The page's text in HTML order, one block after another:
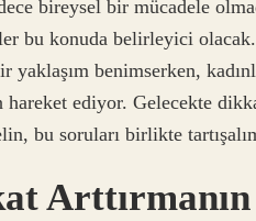
bireysel bir mücadele
bu konuda belirleyici
yaklaşım benimserken,
hareket ediyor. Gelecekte
bu soruları birlikte